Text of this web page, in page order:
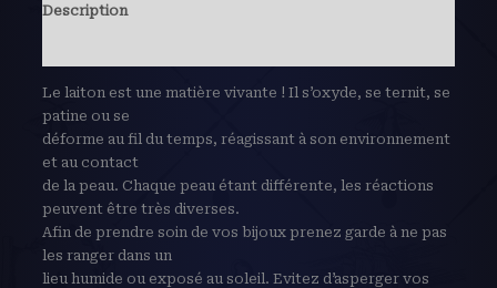
Description
Le laiton est une matière vivante ! Il s’oxyde, se ternit, se
patine ou se
déforme au fil du temps, réagissant à son environnement
et au contact
de la peau. Chaque peau étant différente, les réactions
peuvent être très diverses.
Afin de prendre soin de vos bijoux prenez garde à ne pas
les ranger dans un
lieu humide ou exposé au soleil. Evitez d’asperger vos